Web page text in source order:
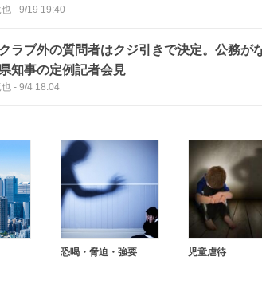
- 9/19 19:40
ラブ外の質問者はクジ引きで決定。公務が
知事の定例記者会見
- 9/4 18:04
恐喝・脅迫・強要 児童虐待